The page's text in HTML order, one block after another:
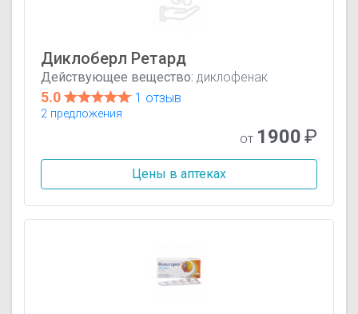
Диклоберл Ретард
Действующее вещество: диклофенак
5.0 1 отзыв
2 предложения
от 1900₽
Цены в аптеках